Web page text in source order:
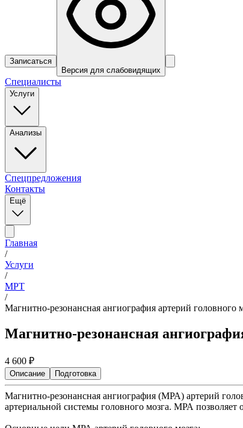
Записаться
Версия для слабовидящих
Специалисты
Услуги
Анализы
Спецпредложения
Контакты
Ещё
Главная
/
Услуги
/
МРТ
/
Магнитно-резонансная ангиография артерий головного
Магнитно-резонансная
4 600 ₽
Описание Подготовка
Магнитно-резонансная ангиография (МРА) артерий
артериальной системы головного мозга. МРА